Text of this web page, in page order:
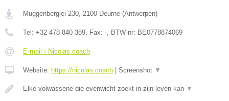
Muggenberglei 230, 2100 Deurne (Antwerpen)
Tel: +32 478 840 389, Fax: -, BTW-nr: BE0778874069
E-mail › Nicolas.coach
Website: https://nicolas.coach Screenshot ▼
Elke volwassene die evenwicht zoekt in zijn leven kan ▼